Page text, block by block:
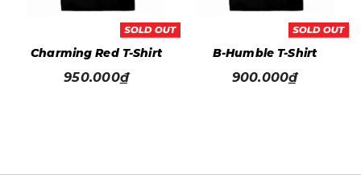
Charming Red T-Shirt
950.000₫
B-Humble T-Shirt
900.000₫